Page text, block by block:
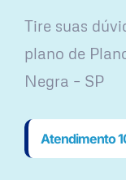
Tire suas
plano ​de
Negra – SP
Atendimento